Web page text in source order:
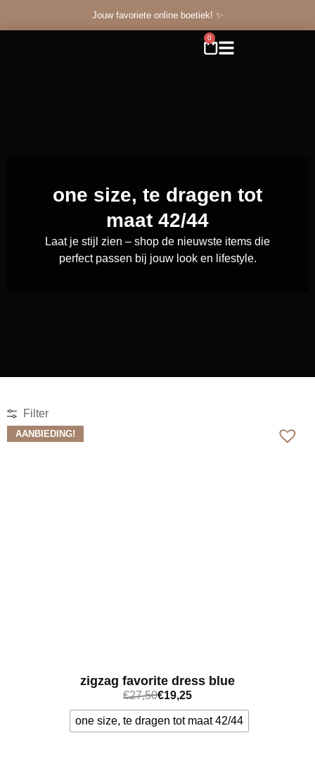
Jouw favoriete online boetiek! ✨
0
one size, te dragen tot
maat 42/44
Laat je stijl zien – shop de nieuwste items die
perfect passen bij jouw look en lifestyle.
Filter
AANBIEDING!
zigzag favorite dress blue
€27,50€19,25
one size, te dragen tot maat 42/44